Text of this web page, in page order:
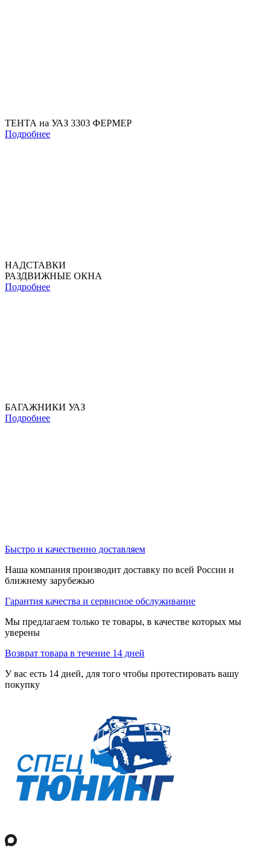
ТЕНТА на УАЗ 3303 ФЕРМЕР
Подробнее
НАДСТАВКИ
РАЗДВИЖНЫЕ ОКНА
Подробнее
БАГАЖНИКИ УАЗ
Подробнее
Быстро и качественно доставляем
Наша компания производит доставку по всей России и
ближнему зарубежью
Гарантия качества и сервисное обслуживание
Мы предлагаем только те товары, в качестве которых мы
уверены
Возврат товара в течение 14 дней
У вас есть 14 дней, для того чтобы протестировать вашу
покупку